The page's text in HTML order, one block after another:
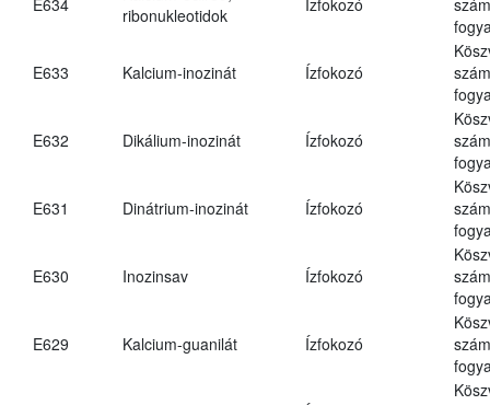
ribonukleotidok
E633 Kalcium-inozinát Ízfokozó
E632 Dikálium-inozinát Ízfokozó
E631 Dinátrium-inozinát Ízfokozó
E630 Inozinsav Ízfokozó
E629 Kalcium-guanilát Ízfokozó